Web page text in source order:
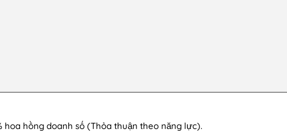
hoa hồng doanh số (Thỏa thuận theo năng lực).